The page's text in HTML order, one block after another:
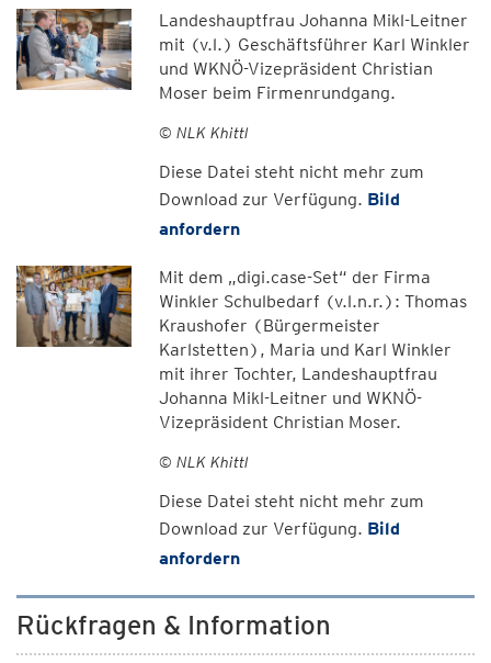
Landeshauptfrau Johanna Mikl-Leitner
mit (v.l.) Geschäftsführer Karl Winkler
und WKNÖ-Vizepräsident Christian
Moser beim Firmenrundgang.
© NLK Khittl
Diese Datei steht nicht mehr zum
Download zur Verfügung. Bild
anfordern
Mit dem „digi.case-Set“ der Firma
Winkler Schulbedarf (v.l.n.r.): Thomas
Kraushofer (Bürgermeister
Karlstetten), Maria und Karl Winkler
mit ihrer Tochter, Landeshauptfrau
Johanna Mikl-Leitner und WKNÖ-
Vizepräsident Christian Moser.
© NLK Khittl
Diese Datei steht nicht mehr zum
Download zur Verfügung. Bild
anfordern
Rückfragen & Information